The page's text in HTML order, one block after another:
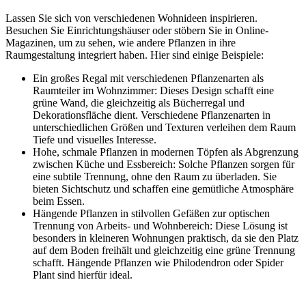
Lassen Sie sich von verschiedenen Wohnideen inspirieren.
Besuchen Sie Einrichtungshäuser oder stöbern Sie in Online-
Magazinen, um zu sehen, wie andere Pflanzen in ihre
Raumgestaltung integriert haben. Hier sind einige Beispiele:
Ein großes Regal mit verschiedenen Pflanzenarten als
Raumteiler im Wohnzimmer: Dieses Design schafft eine
grüne Wand, die gleichzeitig als Bücherregal und
Dekorationsfläche dient. Verschiedene Pflanzenarten in
unterschiedlichen Größen und Texturen verleihen dem Raum
Tiefe und visuelles Interesse.
Hohe, schmale Pflanzen in modernen Töpfen als Abgrenzung
zwischen Küche und Essbereich: Solche Pflanzen sorgen für
eine subtile Trennung, ohne den Raum zu überladen. Sie
bieten Sichtschutz und schaffen eine gemütliche Atmosphäre
beim Essen.
Hängende Pflanzen in stilvollen Gefäßen zur optischen
Trennung von Arbeits- und Wohnbereich: Diese Lösung ist
besonders in kleineren Wohnungen praktisch, da sie den Platz
auf dem Boden freihält und gleichzeitig eine grüne Trennung
schafft. Hängende Pflanzen wie Philodendron oder Spider
Plant sind hierfür ideal.